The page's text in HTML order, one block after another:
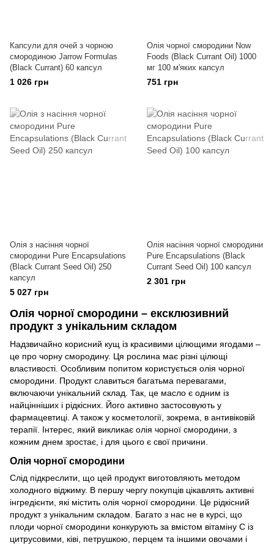
Капсули для очей з чорною
смородиною Jarrow Formulas
(Black Currant) 60 капсул
1 026 грн
Олія чорної смородини Now
Foods (Black Currant Oil) 1000
мг 100 м'яких капсул
751 грн
Олія з насіння чорної
смородини Pure Encapsulations
(Black Currant Seed Oil) 250
капсул
5 027 грн
Олія насіння чорної смородини
Pure Encapsulations (Black
Currant Seed Oil) 100 капсул
2 301 грн
Олія чорної смородини – ексклюзивний
продукт з унікальним складом
Надзвичайно корисний кущ із красивими цілющими ягодами –
це про чорну смородину. Ця рослина має різні цілющі
властивості. Особливим попитом користується олія чорної
смородини. Продукт славиться багатьма перевагами,
включаючи унікальний склад. Так, це масло є одним із
найцінніших і рідкісних. Його активно застосовують у
фармацевтиці. А також у косметології, зокрема, в антивіковій
терапії. Інтерес, який викликає олія чорної смородини, з
кожним днем ​​зростає, і для цього є свої причини.
Олія чорної смородини
Слід підкреслити, що цей продукт виготовляють методом
холодного віджиму. В першу чергу покупців цікавлять активні
інгредієнти, які містить олія чорної смородини. Це рідкісний
продукт з унікальним складом. Багато з нас не в курсі, що
плоди чорної смородини конкурують за вмістом вітаміну С із
цитрусовими, ківі, петрушкою, перцем та іншими овочами і